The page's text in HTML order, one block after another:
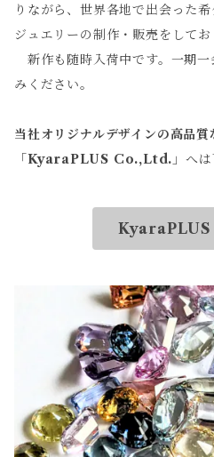
りながら、世界各地で出会った
ジュエリーの制作・販売をしてお
新作も随時入荷中です。一期
みください。
当社オリジナルデザインの高品
「KyaraPLUS Co.,Ltd. 」へ